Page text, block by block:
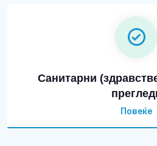
Санитарни
Повеќе